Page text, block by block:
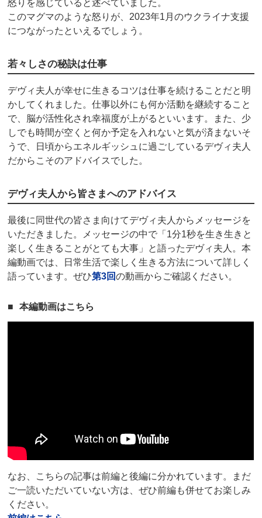
怒りを感じていると述べていました。
このマグマのような怒りが、2023年1月のウクライナ支援
につながったといえるでしょう。
若々しさの秘訣は仕事
デヴィ夫人が幸せに生きるコツは仕事を続けることだと明
かしてくれました。仕事以外にも何か活動を継続すること
で、脳が活性化され幸福度が上がるといいます。また、少
しでも時間が空くと何か予定を入れないと気が済まないそ
うで、日頃からエネルギッシュに過ごしているデヴィ夫人
だからこそのアドバイスでした。
デヴィ夫人から皆さまへのアドバイス
最後に同世代の皆さま向けてデヴィ夫人からメッセージを
いただきました。メッセージの中で「1分1秒を生き生きと
楽しく生きることがとても大事」と語ったデヴィ夫人。本
編動画では、日常生活で楽しく生きる方法について詳しく
語っています。ぜひ第3回の動画からご確認ください。
本編動画はこちら
なお、こちらの記事は前編と後編に分かれています。まだ
ご一読いただいていない方は、ぜひ前編も併せてお楽しみ
ください。